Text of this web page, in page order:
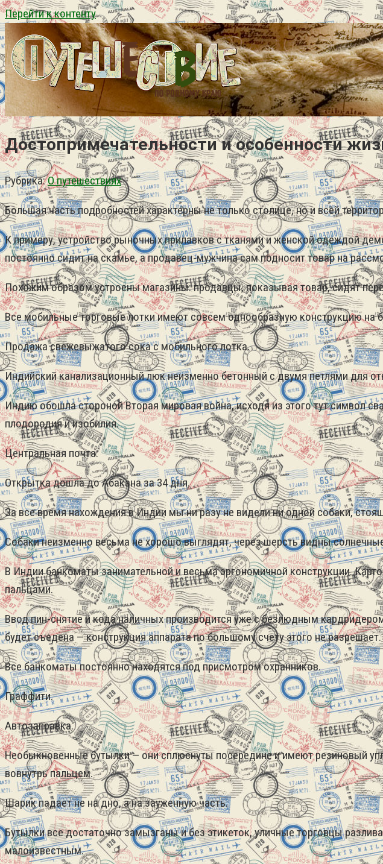
Перейти к контенту
Достопримечательности и особенности
Рубрика:О путешествиях
Большая часть подробностей характерны не только столице, но и всей
К примеру, устройство рыночных прилавков с тканями и женской одеждой
постоянно сидит на скамье, а продавец-мужчина сам подносит товар на
Похожим образом устроены магазины: продавцы, показывая товар, сидят
Все мобильные торговые лотки имеют совсем однообразную конструкцию на
Продажа свежевыжатого сока с мобильного лотка.
Индийский канализационный люк неизменно бетонный с двумя петлями для
Индию обошла стороной Вторая мировая война, исходя из этого тут символ
плодородия и изобилия.
Центральная почта.
Открытка дошла до Абакана за 34 дня.
За все время нахождения в Индии мы ни разу не видели ни одной собаки,
Собаки неизменно весьма не хорошо выглядят, через шерсть видны
В Индии банкоматы занимательной и весьма эргономичной конструкции.
пальцами.
Ввод пин-снятие и кода наличных производится уже с безлюдным
будет съедена — конструкция аппарата по большому счету этого не разрешает.
Все банкоматы постоянно находятся под присмотром охранников.
Граффити.
Автозаправка.
Необыкновенные бутылки — они сплюснуты посередине и имеют резиновый
вовнутрь пальцем.
Шарик падает не на дно, а на зауженную часть.
Бутылки все достаточно замызганы и без этикеток, уличные торговцы
малоизвестным.